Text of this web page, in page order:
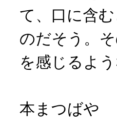
て、口に含
のだそう。
を感じるよ
本まつばや